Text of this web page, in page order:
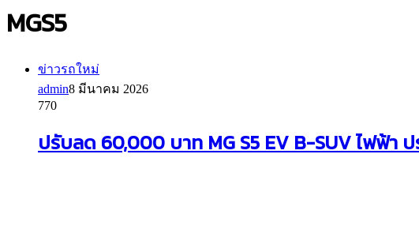
MGS5
ข่าวรถใหม่
admin8 มีนาคม 2026
770
ปรับลด 60,000 บาท MG S5 EV B-SUV ไฟฟ้า